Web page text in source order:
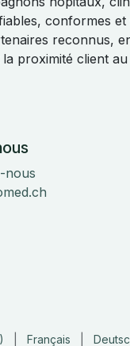
conformes et
reconnus,
la proximité client
nous
Français